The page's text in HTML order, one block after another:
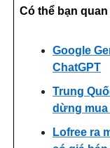
Có thể bạn quan
Google
ChatGPT
Trung
dừng
Lofree ra